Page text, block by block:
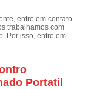
entre em contato
trabalhamos com
Por isso, entre em
Portatil